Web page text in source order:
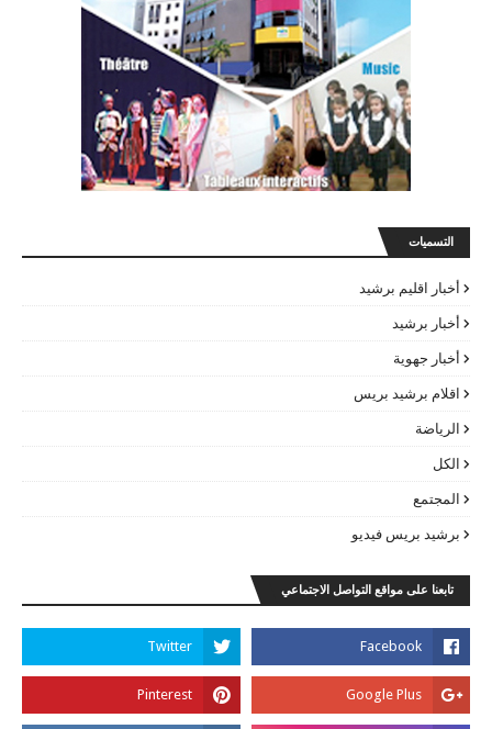
التسميات
أخبار اقليم برشيد
أخبار برشيد
أخبار جهوية
اقلام برشيد بريس
الرياضة
الكل
المجتمع
برشيد بريس فيديو
تابعنا على مواقع التواصل الاجتماعي